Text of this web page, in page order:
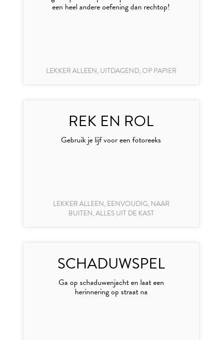
een heel andere oefening dan rechtop!
LEKKER ALLEEN, UITDAGEND, OP PAPIER
REK EN ROL
Gebruik je lijf voor een fotoreeks
LEKKER ALLEEN, EENVOUDIG, NAAR
BUITEN, ALLES UIT DE KAST
SCHADUWSPEL
Ga op schaduwenjacht en laat een
herinnering op straat na